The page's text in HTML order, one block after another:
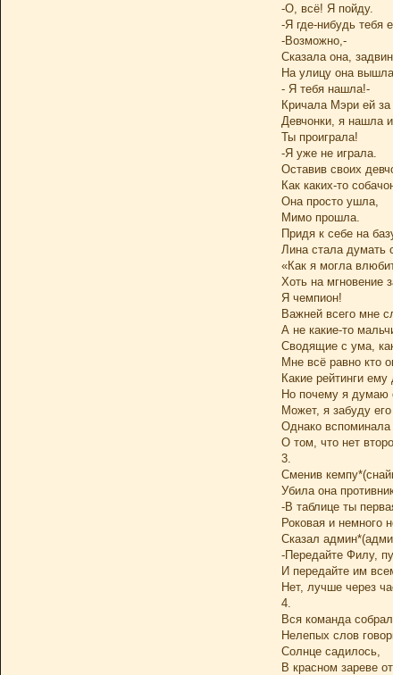
-О, всё! Я пойду.
-Я где-нибудь тебя
-Возможно,-
Сказала она,
На улицу она
- Я тебя нашла!-
Кричала Мэри ей за
Девчонки, я нашла
Ты проиграла!
-Я уже не играла.
Оставив своих
Как каких-то
Она просто ушла,
Мимо прошла.
Придя к себе на
Лина стала думать
«Как я могла
Хоть на мгновение
Я чемпион!
Важней всего мне
А не какие-то
Сводящие с ума,
Мне всё равно кто
Какие рейтинги ему
Но почему я думаю
Может, я забуду
Однако вспоминала
О том, что нет
3.
Сменив
Убила она
-В таблице ты
Роковая и немного
Сказал
-Передайте Филу,
И передайте им
Нет, лучше через
4.
Вся команда
Нелепых слов
Солнце садилось,
В красном зареве